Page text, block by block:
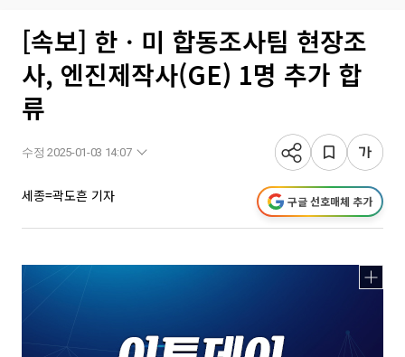
[속보] 한ㆍ미 합동조사팀 현장조
사, 엔진제작사(GE) 1명 추가 합
류
수정 2025-01-03 14:07
세종=곽도흔 기자 구글 선호매체 추가